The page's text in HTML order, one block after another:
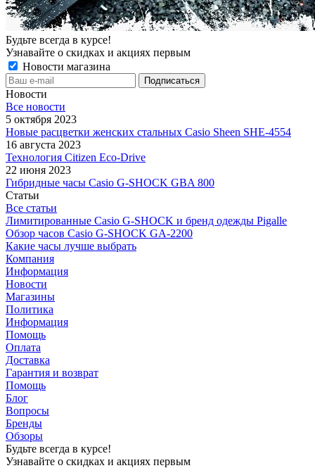
Будьте всегда в курсе!
Узнавайте о скидках и акциях первым
Новости магазина
Новости
Все новости
5 октября 2023
Новые расцветки женских стальных Casio Sheen SHE-4554
16 августа 2023
Технология Citizen Eco-Drive
22 июня 2023
Гибридные часы Casio G-SHOCK GBA 800
Статьи
Все статьи
Лимитированные Casio G-SHOCK и бренд одежды Pigalle
Обзор часов Casio G-SHOCK GA-2200
Какие часы лучше выбрать
Компания
Информация
Новости
Магазины
Политика
Информация
Помощь
Оплата
Доставка
Гарантия и возврат
Помощь
Блог
Вопросы
Бренды
Обзоры
Будьте всегда в курсе!
Узнавайте о скидках и акциях первым